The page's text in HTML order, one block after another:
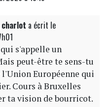
charlot a écrit le
s'appelle un
peut-être te sens-tu
l'Union Européenne qui
Cours à Bruxelles
ta vision de bourricot.